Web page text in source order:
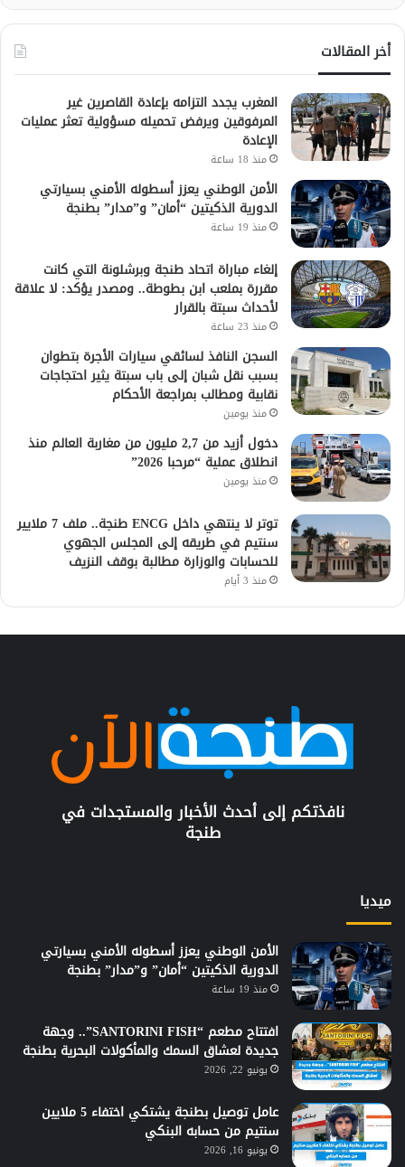
أخر المقالات
المغرب يجدد التزامه بإعادة القاصرين غير
المرفوقين ويرفض تحميله مسؤولية تعثر عمليات
الإعادة
منذ 18 ساعة
الأمن الوطني يعزز أسطوله الأمني بسيارتي
الدورية الذكيتين “أمان” و”مدار” بطنجة
منذ 19 ساعة
إلغاء مباراة اتحاد طنجة وبرشلونة التي كانت
مقررة بملعب ابن بطوطة.. ومصدر يؤكد: لا علاقة
لأحداث سبتة بالقرار
منذ 23 ساعة
السجن النافذ لسائقي سيارات الأجرة بتطوان
بسبب نقل شبان إلى باب سبتة يثير احتجاجات
نقابية ومطالب بمراجعة الأحكام
منذ يومين
دخول أزيد من 2,7 مليون من مغاربة العالم منذ
انطلاق عملية “مرحبا 2026”
منذ يومين
توتر لا ينتهي داخل ENCG طنجة.. ملف 7 ملايير
سنتيم في طريقه إلى المجلس الجهوي
للحسابات والوزارة مطالبة بوقف النزيف
منذ 3 أيام
نافذتكم إلى أحدث الأخبار والمستجدات في
طنجة
ميديا
الأمن الوطني يعزز أسطوله الأمني بسيارتي
الدورية الذكيتين “أمان” و”مدار” بطنجة
منذ 19 ساعة
افتتاح مطعم “SANTORINI FISH”.. وجهة
جديدة لعشاق السمك والمأكولات البحرية بطنجة
يونيو 22, 2026
عامل توصيل بطنجة يشتكي اختفاء 5 ملايين
سنتيم من حسابه البنكي
يونيو 16, 2026